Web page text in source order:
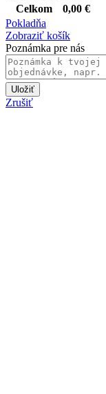
Celkom
0,00 €
Pokladňa
Zobraziť košík
Poznámka pre nás
Uložiť
Zrušiť